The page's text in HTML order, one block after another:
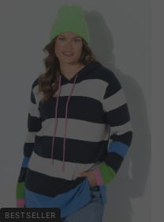
BESTSELLER